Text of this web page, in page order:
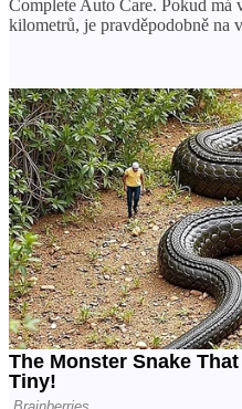
Complete Auto Care. Pokud má
kilometrů, je pravděpodobně na